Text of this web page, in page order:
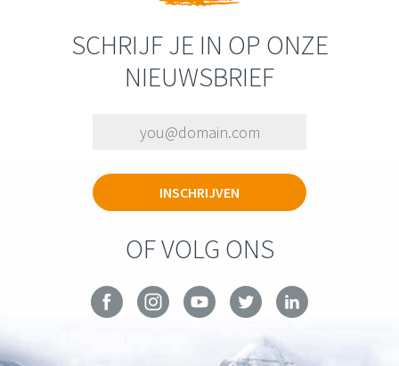
SCHRIJF JE IN OP ONZE
NIEUWSBRIEF
OF VOLG ONS